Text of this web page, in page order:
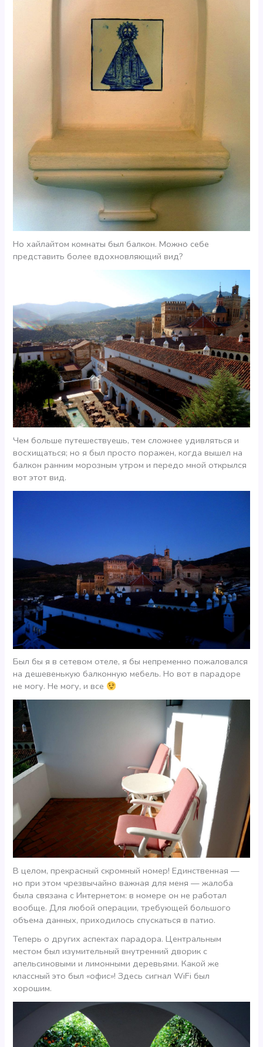
Но хайлайтом комнаты был балкон. Можно себе
представить более вдохновляющий вид?
Чем больше путешествуешь, тем сложнее удивляться и
восхищаться; но я был просто поражен, когда вышел на
балкон ранним морозным утром и передо мной открылся
вот этот вид.
Был бы я в сетевом отеле, я бы непременно пожаловался
на дешевенькую балконную мебель. Но вот в парадоре
не могу. Не могу, и все
В целом, прекрасный скромный номер! Единственная —
но при этом чрезвычайно важная для меня — жалоба
была связана с Интернетом: в номере он не работал
вообще. Для любой операции, требующей большого
объема данных, приходилось спускаться в патио.
Теперь о других аспектах парадора. Центральным
местом был изумительный внутренний дворик с
апельсиновыми и лимонными деревьями. Какой же
классный это был «офис»! Здесь сигнал WiFi был
хорошим.